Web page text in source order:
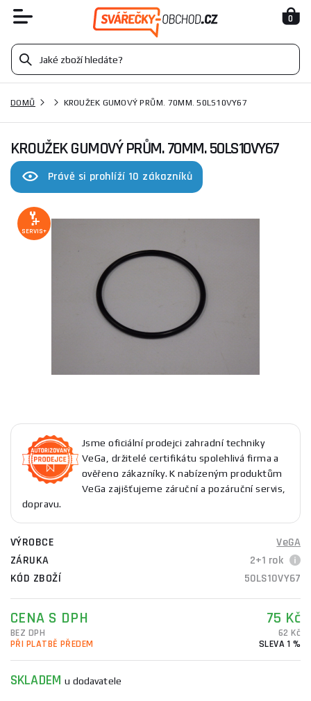
0
DOMŮ KROUŽEK GUMOVÝ PRŮM. 70MM. 50LS10VY67
KROUŽEK GUMOVÝ PRŮM. 70MM. 50LS10VY67
Právě si prohlíží 10 zákazníků
SERVIS+
Jsme oficiální prodejci zahradní techniky
VeGa, držitelé certifikátu spolehlivá firma a
ověřeno zákazníky. K nabízeným produktům
VeGa zajišťujeme záruční a pozáruční servis,
dopravu.
VÝROBCE
VeGA
ZÁRUKA
2+1 rok
KÓD ZBOŽÍ
50LS10VY67
CENA S DPH 75 Kč
BEZ DPH
62 Kč
PŘI PLATBĚ PŘEDEM
SLEVA 1 %
SKLADEMu dodavatele